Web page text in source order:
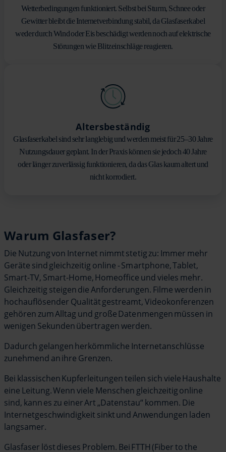
Wetterbedingungen funktioniert. Selbst bei Sturm, Schnee oder
Gewitter bleibt die Internetverbindung stabil, da Glasfaserkabel
weder durch Wind oder Eis beschädigt werden noch auf elektrische
Störungen wie Blitzeinschläge reagieren.
Altersbeständig
Glasfaserkabel sind sehr langlebig und werden meist für 25–30 Jahre
Nutzungsdauer geplant. In der Praxis können sie jedoch 40 Jahre
oder länger zuverlässig funktionieren, da das Glas kaum altert und
nicht korrodiert.
Warum Glasfaser?
Die Nutzung von Internet nimmt stetig zu: Immer mehr
Geräte sind gleichzeitig online - Smartphone, Tablet,
Smart-TV, Smart-Home, Homeoffice und vieles mehr.
Gleichzeitig steigen die Anforderungen. Filme werden in
hochauflösender Qualität gestreamt, Videokonferenzen
gehören zum Alltag und große Datenmengen müssen in
wenigen Sekunden übertragen werden.
Dadurch gelangen herkömmliche Internetanschlüsse
zunehmend an ihre Grenzen.
Bei klassischen Kupferleitungen teilen sich viele Haushalte
eine Leitung. Wenn viele Menschen gleichzeitig online
sind, kann es zu einer Art „Datenstau“ kommen. Die
Internetgeschwindigkeit sinkt und Anwendungen laden
langsamer.
Glasfaser löst dieses Problem. Bei FTTH (Fiber to the